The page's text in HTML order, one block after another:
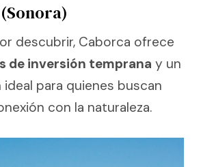
descubrir, Caborca ofrece
de inversión temprana y un
para quienes buscan
con la naturaleza.